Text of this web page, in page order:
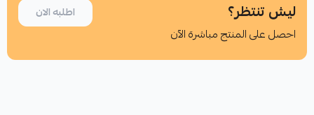
ليش تنتظر؟
احصل على المنتج مباشرة الآن
اطلبه الان